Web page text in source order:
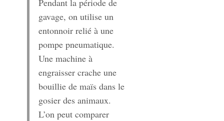
gavage, on utilise un
entonnoir relié à une
pompe pneumatique.
Une machine à
engraisser crache une
bouillie de maïs dans le
gosier des animaux.
L’on peut comparer